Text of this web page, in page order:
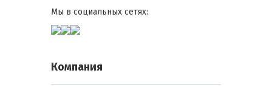
Мы в социальных сетях:
Компания